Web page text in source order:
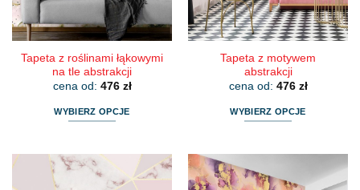
stronie
produktu
stronie
produktu
Tapeta z roślinami łąkowymi
na tle abstrakcji
cena od: 476 zł
WYBIERZ OPCJE
ma
wiele
Tapeta z motywem
abstrakcji
cena od: 476 zł
WYBIERZ OPCJE
wiele